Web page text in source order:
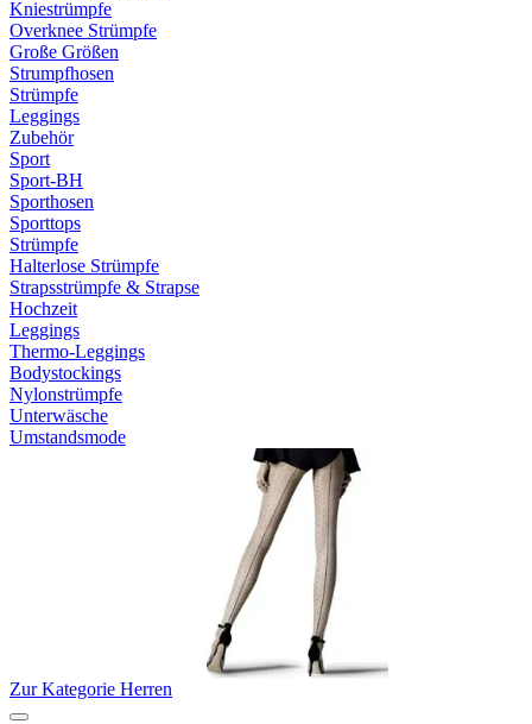
Kniestrümpfe
Overknee Strümpfe
Große Größen
Strumpfhosen
Strümpfe
Leggings
Zubehör
Sport
Sport-BH
Sporthosen
Sporttops
Strümpfe
Halterlose Strümpfe
Strapsstrümpfe & Strapse
Hochzeit
Leggings
Thermo-Leggings
Bodystockings
Nylonstrümpfe
Unterwäsche
Umstandsmode
Zur Kategorie Herren